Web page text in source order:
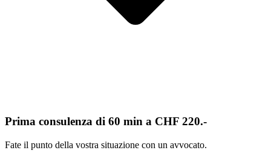
Prima consulenza di 60 min a CHF 220.-
Fate il punto della vostra situazione con un avvocato.